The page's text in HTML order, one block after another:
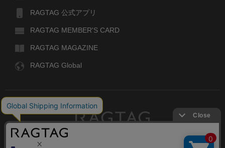
RAGTAG 公式アプリ
RAGTAG MEMBER'S CARD
RAGTAG MAGAZINE
RAGTAG Global
デザイナーズブランドのユーズド・セレクトショップ